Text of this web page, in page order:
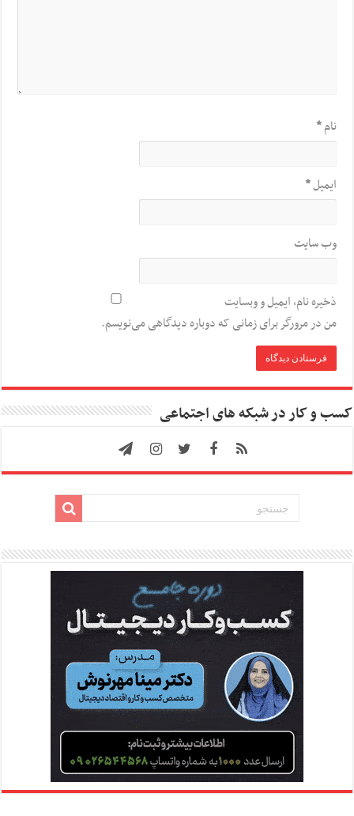
نام*
ایمیل*
وب‌ سایت
ذخیره نام، ایمیل و وبسایت
من در مرورگر برای زمانی که دوباره دیدگاهی می‌نویسم.
کسب و کار در شبکه های اجتماعی